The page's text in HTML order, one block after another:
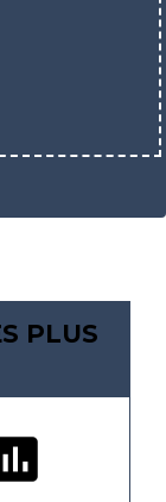
PLUS